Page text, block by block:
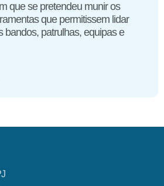
que se pretendeu munir os
que permitissem lidar
bandos, patrulhas, equipas e